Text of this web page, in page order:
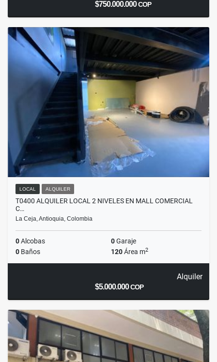
$750.000.000COP
LOCAL ALQUILER
T0400 ALQUILER LOCAL 2 NIVELES EN MALL COMERCIAL
C…
La Ceja, Antioquia, Colombia
0Alcobas 0Garaje
0 Baños 120Área m2
Alquiler
$5.000.000COP